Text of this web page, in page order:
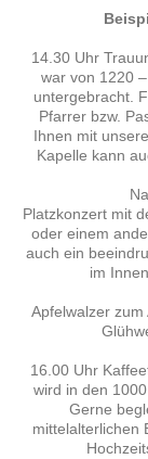
14.30 Uhr
war von 1220
untergebracht.
Pfarrer bzw.
Ihnen mit
Kapelle kann
Platzkonzert mit
oder einem
auch ein
im
Apfelwalzer
16.00 Uhr
wird in den
Gerne
mittelalterlichen